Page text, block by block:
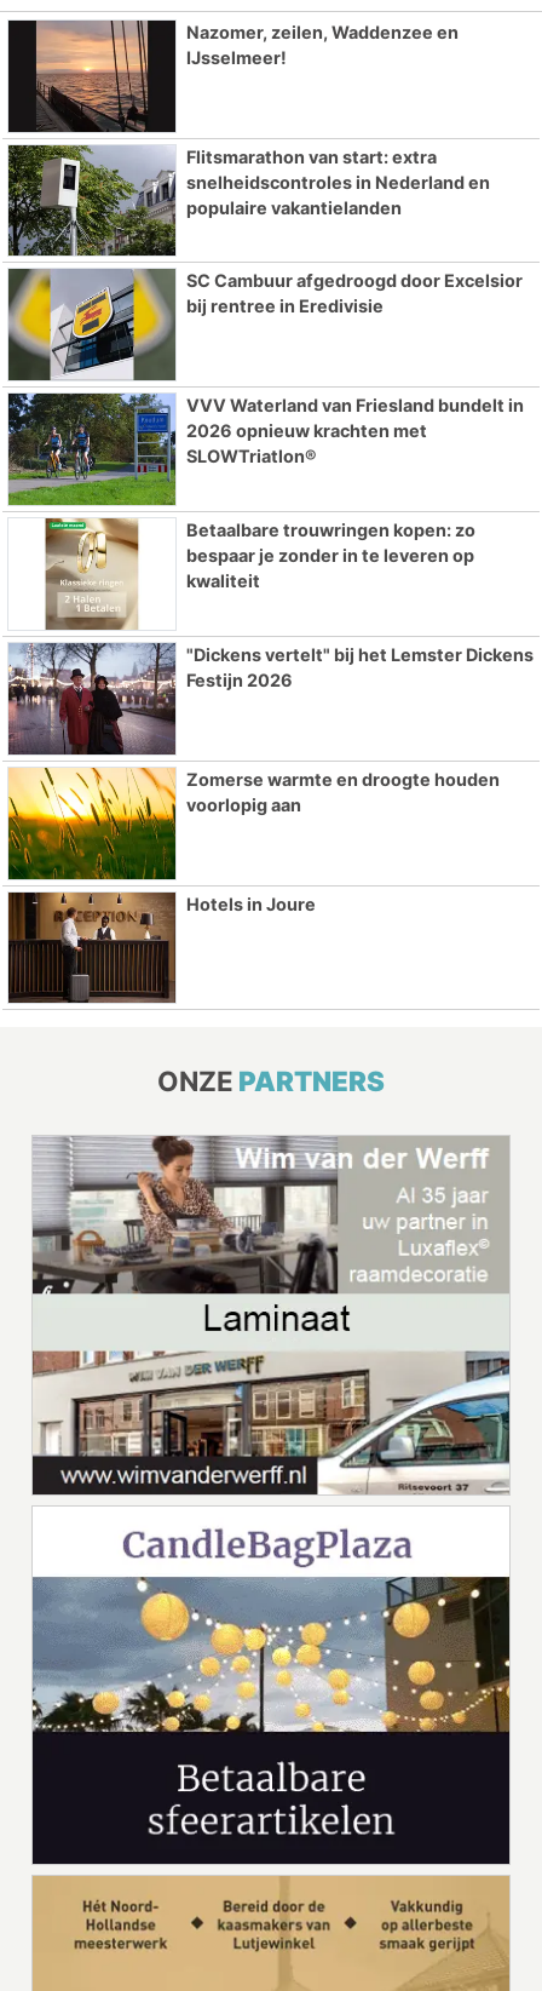
Nazomer, zeilen, Waddenzee en
IJsselmeer!
Flitsmarathon van start: extra
snelheidscontroles in Nederland en
populaire vakantielanden
SC Cambuur afgedroogd door Excelsior
bij rentree in Eredivisie
VVV Waterland van Friesland bundelt in
2026 opnieuw krachten met
SLOWTriatlon®
Betaalbare trouwringen kopen: zo
bespaar je zonder in te leveren op
kwaliteit
"Dickens vertelt" bij het Lemster Dickens
Festijn 2026
Zomerse warmte en droogte houden
voorlopig aan
Hotels in Joure
ONZE PARTNERS